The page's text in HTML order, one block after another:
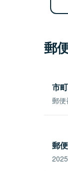
郵
市
郵便
郵